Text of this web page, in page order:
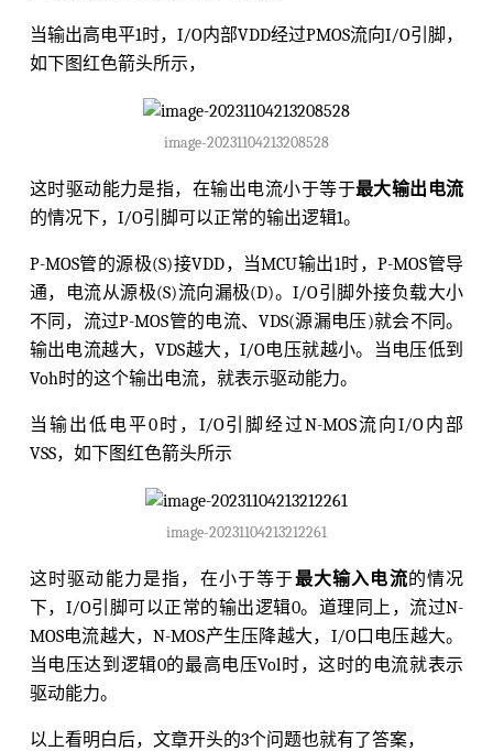
当输出高电平1时，I/O内部VDD经过PMOS流向I/O引脚，
如下图红色箭头所示，
image-20231104213208528
这时驱动能力是指，在输出电流小于等于最大输出电流
的情况下，I/O引脚可以正常的输出逻辑1。
P-MOS管的源极(S)接VDD，当MCU输出1时，P-MOS管导
通，电流从源极(S)流向漏极(D)。I/O引脚外接负载大小
不同，流过P-MOS管的电流、VDS(源漏电压)就会不同。
输出电流越大，VDS越大，I/O电压就越小。当电压低到
Voh时的这个输出电流，就表示驱动能力。
当输出低电平0时，I/O引脚经过N-MOS流向I/O内部
VSS，如下图红色箭头所示
image-20231104213212261
这时驱动能力是指，在小于等于最大输入电流的情况
下，I/O引脚可以正常的输出逻辑0。道理同上，流过N-
MOS电流越大，N-MOS产生压降越大，I/O口电压越大。
当电压达到逻辑0的最高电压Vol时，这时的电流就表示
驱动能力。
以上看明白后，文章开头的3个问题也就有了答案，